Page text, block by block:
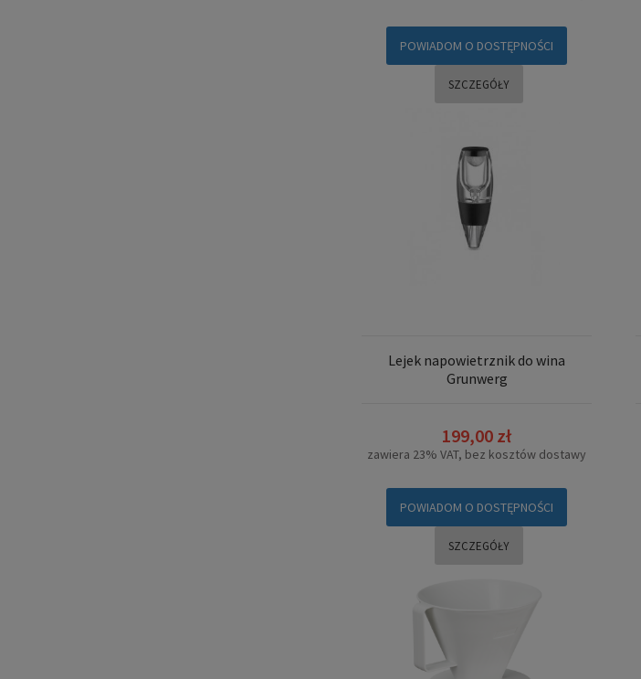
POWIADOM O DOSTĘPNOŚCI
SZCZEGÓŁY
Lejek napowietrznik do wina
Grunwerg
199,00 zł
zawiera 23% VAT, bez kosztów dostawy
POWIADOM O DOSTĘPNOŚCI
SZCZEGÓŁY